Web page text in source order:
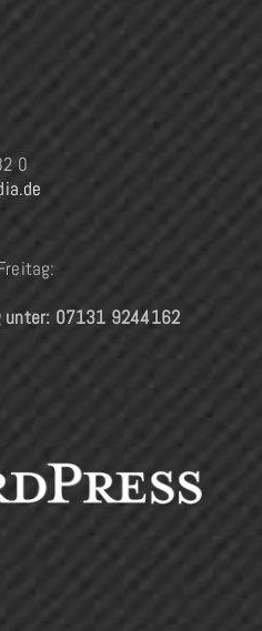
0
unter: 07131 9244162